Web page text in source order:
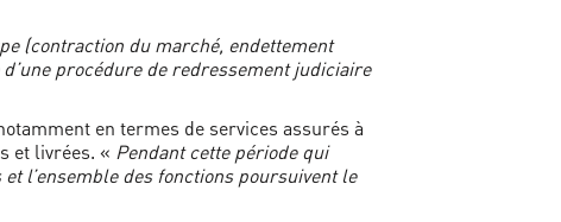
(contraction du marché, endettement
procédure de redressement judiciaire
en termes de services assurés à
et livrées. « Pendant cette période qui
l’ensemble des fonctions poursuivent le